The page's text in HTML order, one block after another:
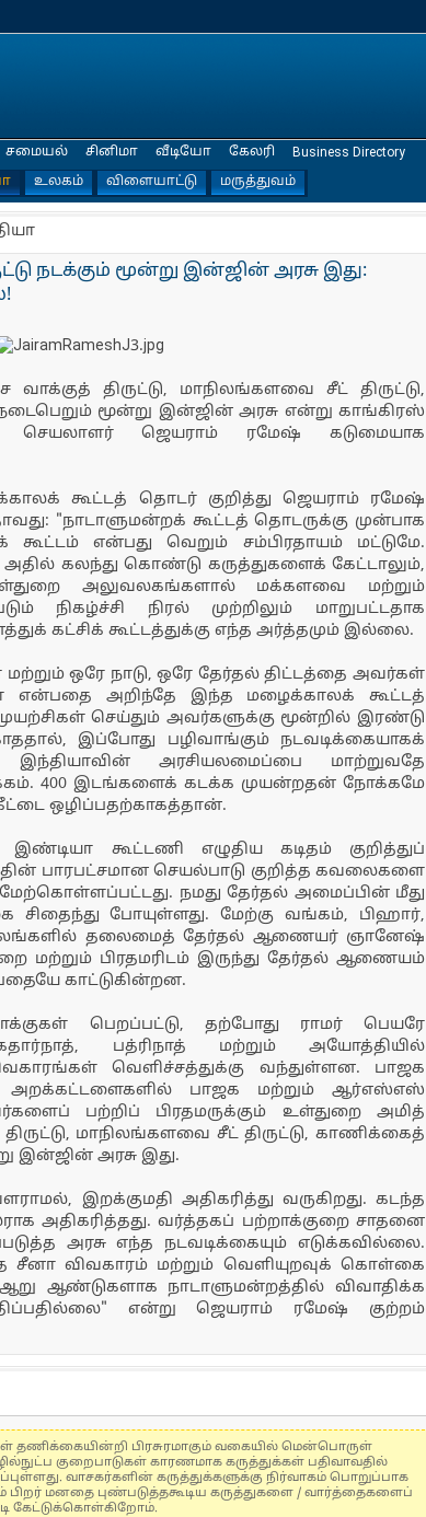
உலகம் விளையாட்டு மருத்துவம்
சமையல் சினிமா வீடியோ கேலரி Business Directory
நடக்கும் மூன்று இன்ஜின் அரசு இது:
திருட்டு, மாநிலங்களவை சீட் திருட்டு,
மூன்று இன்ஜின் அரசு என்று காங்கிரஸ்
செயலாளர் ஜெயராம் ரமேஷ் கடுமையாக
கூட்டத் தொடர் குறித்து ஜெயராம் ரமேஷ்
"நாடாளுமன்றக் கூட்டத் தொடருக்கு முன்பாக
கூட்டம் என்பது வெறும் சம்பிரதாயம் மட்டுமே.
அதில் கலந்து கொண்டு கருத்துகளைக் கேட்டாலும்,
அலுவலகங்களால் மக்களவை மற்றும்
நிகழ்ச்சி நிரல் முற்றிலும் மாறுபட்டதாக
கட்சிக் கூட்டத்துக்கு எந்த அர்த்தமும் இல்லை.
ஒரே நாடு, ஒரே தேர்தல் திட்டத்தை அவர்கள்
என்பதை அறிந்தே இந்த மழைக்காலக் கூட்டத்
செய்தும் அவர்களுக்கு மூன்றில் இரண்டு
இப்போது பழிவாங்கும் நடவடிக்கையாகக்
இந்தியாவின் அரசியலமைப்பை மாற்றுவதே
400 இடங்களைக் கடக்க முயன்றதன் நோக்கமே
ஒழிப்பதற்காகத்தான்.
கூட்டணி எழுதிய கடிதம் குறித்துப்
பாரபட்சமான செயல்பாடு குறித்த கவலைகளை
நமது தேர்தல் அமைப்பின் மீது
சிதைந்து போயுள்ளது. மேற்கு வங்கம், பிஹார்,
தலைமைத் தேர்தல் ஆணையர் ஞானேஷ்
மற்றும் பிரதமரிடம் இருந்து தேர்தல் ஆணையம்
காட்டுகின்றன.
பெறப்பட்டு, தற்போது ராமர் பெயரே
பத்ரிநாத் மற்றும் அயோத்தியில்
வெளிச்சத்துக்கு வந்துள்ளன. பாஜக
பாஜக மற்றும் ஆர்எஸ்எஸ்
பற்றிப் பிரதமருக்கும் உள்துறை அமித்
மாநிலங்களவை சீட் திருட்டு, காணிக்கைத்
இன்ஜின் அரசு இது.
இறக்குமதி அதிகரித்து வருகிறது. கடந்த
அதிகரித்தது. வர்த்தகப் பற்றாக்குறை சாதனை
அரசு எந்த நடவடிக்கையும் எடுக்கவில்லை.
சீனா விவகாரம் மற்றும் வெளியுறவுக் கொள்கை
ஆண்டுகளாக நாடாளுமன்றத்தில் விவாதிக்க
என்று ஜெயராம் ரமேஷ் குற்றம்
தணிக்கையின்றி பிரசுரமாகும் வகையில் மென்பொருள்
குறைபாடுகள் காரணமாக கருத்துக்கள் பதிவாவதில்
வாசகர்களின் கருத்துக்களுக்கு நிர்வாகம் பொறுப்பாக
பிறர் மனதை புண்படுத்தகூடிய கருத்துகளை / வார்த்தைகளைப்
கேட்டுக்கொள்கிறோம்.